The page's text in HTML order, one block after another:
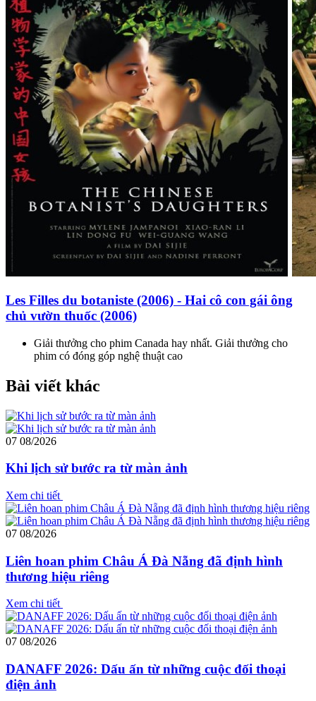
Les Filles du botaniste (2006) - Hai cô con gái ông
chủ vườn thuốc (2006)
Giải thưởng cho phim Canada hay nhất. Giải thưởng cho
phim có đóng góp nghệ thuật cao
Bài viết khác
07 08/2026
Khi lịch sử bước ra từ màn ảnh
Xem chi tiết
07 08/2026
Liên hoan phim Châu Á Đà Nẵng đã định hình
thương hiệu riêng
Xem chi tiết
07 08/2026
DANAFF 2026: Dấu ấn từ những cuộc đối thoại
điện ảnh